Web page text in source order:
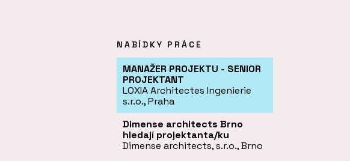
NABÍDKY PRÁCE
MANAŽER PROJEKTU - SENIOR
PROJEKTANT
LOXIA Architectes Ingenierie
s.r.o., Praha
Dimense architects Brno
hledají projektanta/ku
Dimense architects, s.r.o., Brno